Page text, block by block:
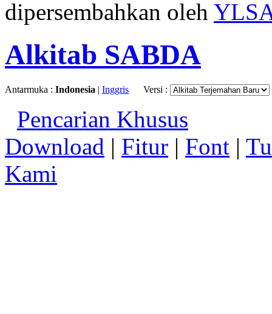
dipersembahkan oleh
Alkitab SABDA
Antarmuka : Indonesia | Inggris Versi :
Pencarian Khusus
Download | Fitur | Font |
Kami